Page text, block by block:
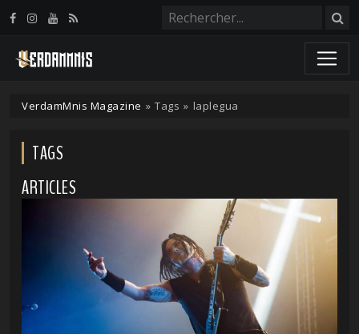
VerdamMnis Magazine » Tags » laplegua
TAGS
ARTICLES
Panneau de gestion des cookies